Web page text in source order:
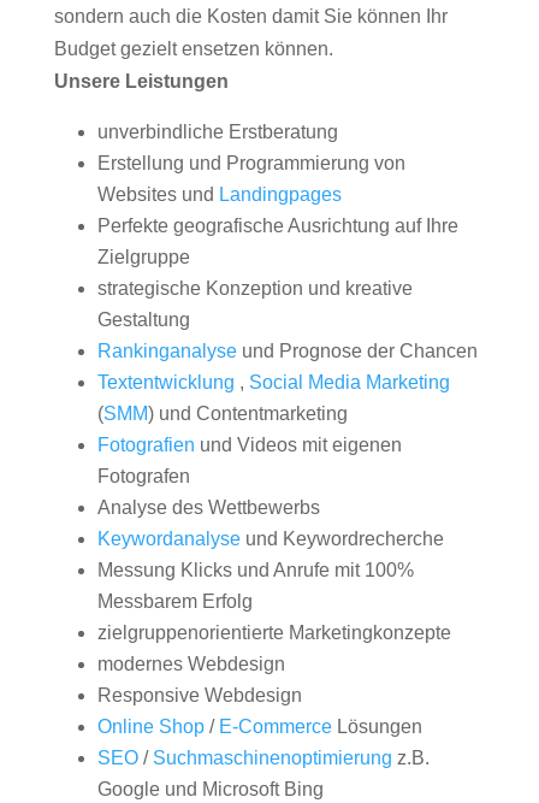
sondern auch die Kosten damit Sie können Ihr
Budget gezielt ensetzen können.
Unsere Leistungen
unverbindliche Erstberatung
Erstellung und Programmierung von
Websites und Landingpages
Perfekte geografische Ausrichtung auf Ihre
Zielgruppe
strategische Konzeption und kreative
Gestaltung
Rankinganalyseund Prognose der Chancen
Textentwicklung , Social Media Marketing
(SMM) und Contentmarketing
Fotografien und Videos mit eigenen
Fotografen
Analyse des Wettbewerbs
Keywordanalyseund Keywordrecherche
Messung Klicks und Anrufe mit 100%
Messbarem Erfolg
zielgruppenorientierte Marketingkonzepte
modernes Webdesign
Responsive Webdesign
Online Shop/ E-CommerceLösungen
SEO/ Suchmaschinenoptimierung z.B.
Google und Microsoft Bing